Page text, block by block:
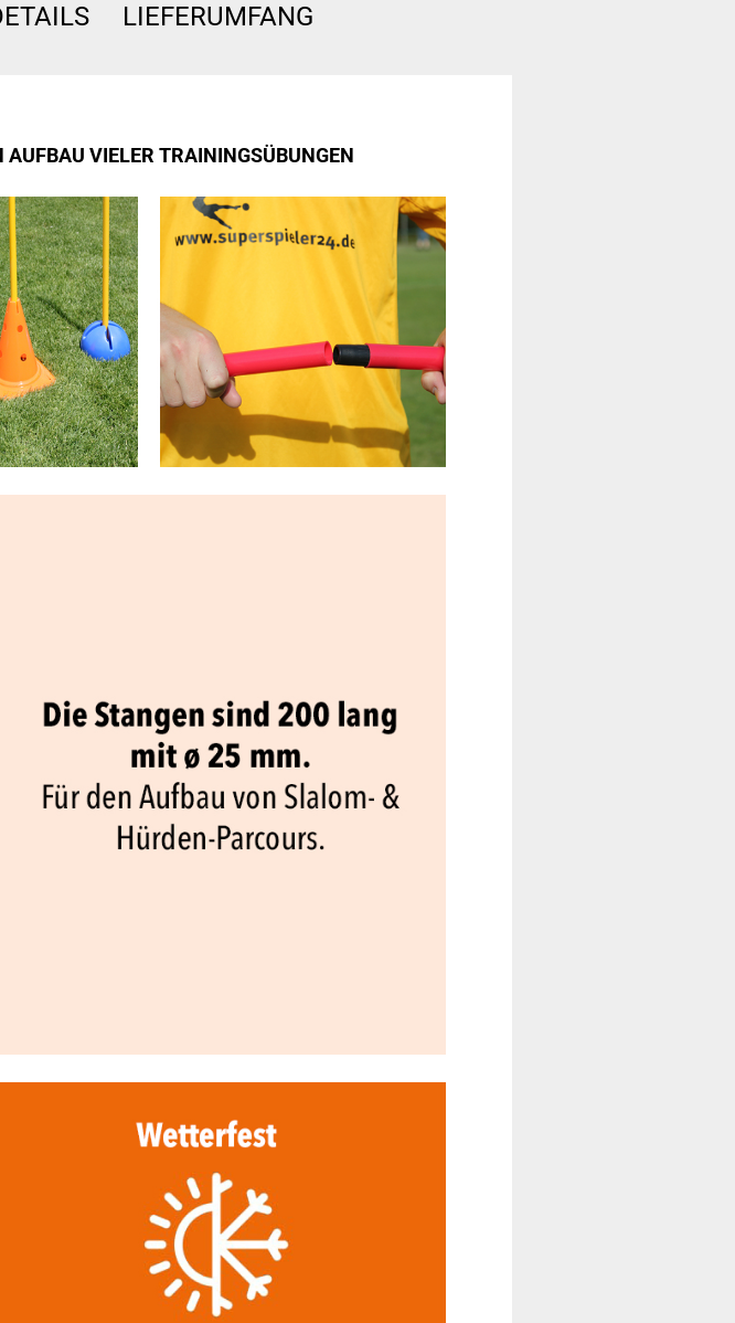
LIEFERUMFANG
VIELER TRAININGSÜBUNGEN